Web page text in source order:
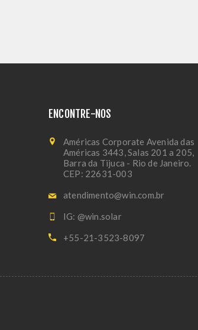
ENCONTRE-NOS
Américas Corporate Avenida das
Américas 3443, Salas 201 a 205,
Barra da Tijuca - Rio de Janeiro.
CEP: 22631-003
atendimento@win.com.br
IG: @win.solar
+55-21-3523-8097